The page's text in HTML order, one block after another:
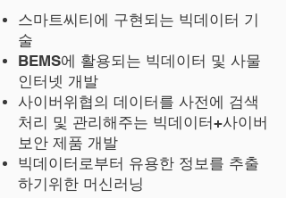
스마트씨티에 구현되는 빅데이터 기
술
BEMS에 활용되는 빅데이터 및 사물
인터넷 개발
사이버위협의 데이터를 사전에 검색
처리 및 관리해주는 빅데이터+사이버
보안 제품 개발
빅데이터로부터 유용한 정보를 추출
하기위한 머신러닝